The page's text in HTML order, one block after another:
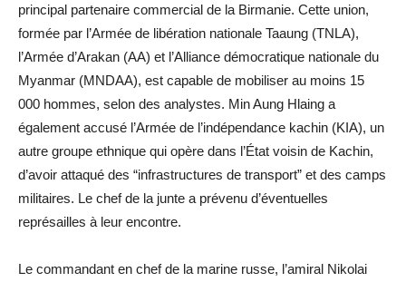
principal partenaire commercial de la Birmanie. Cette union,
formée par l’Armée de libération nationale Taaung (TNLA),
l’Armée d’Arakan (AA) et l’Alliance démocratique nationale du
Myanmar (MNDAA), est capable de mobiliser au moins 15
000 hommes, selon des analystes. Min Aung Hlaing a
également accusé l’Armée de l’indépendance kachin (KIA), un
autre groupe ethnique qui opère dans l’État voisin de Kachin,
d’avoir attaqué des “infrastructures de transport” et des camps
militaires. Le chef de la junte a prévenu d’éventuelles
représailles à leur encontre.
Le commandant en chef de la marine russe, l’amiral Nikolai